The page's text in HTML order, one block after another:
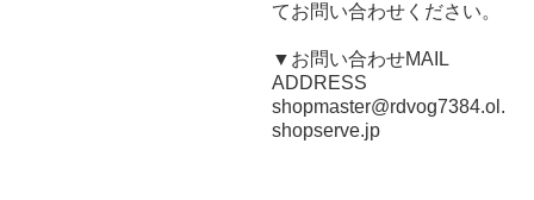
てお問い合わせください。
▼お問い合わせMAIL
ADDRESS
shopmaster@rdvog7384.ol.
shopserve.jp